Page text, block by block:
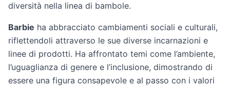
diversità nella linea di bambole.
Barbie ha abbracciato cambiamenti sociali e culturali,
riflettendoli attraverso le sue diverse incarnazioni e
linee di prodotti. Ha affrontato temi come l’ambiente,
l’uguaglianza di genere e l’inclusione, dimostrando di
essere una figura consapevole e al passo con i valori